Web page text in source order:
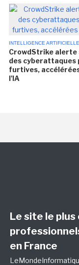
INTELLIGENCE ARTIFICIELLE
CrowdStrike alerte
des cyberattaques
furtives,
l'IA
Le site le
en France